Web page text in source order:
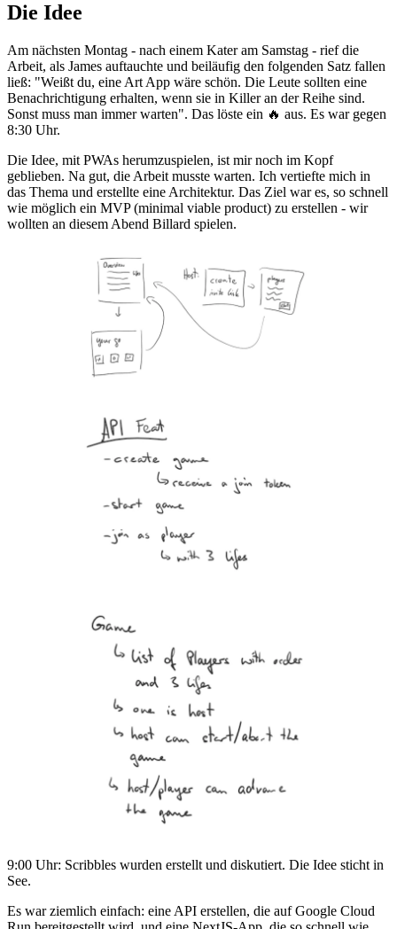
Die Idee
Am nächsten Montag - nach einem Kater am Samstag - rief die
Arbeit, als James auftauchte und beiläufig den folgenden Satz fallen
ließ: "Weißt du, eine Art App wäre schön. Die Leute sollten eine
Benachrichtigung erhalten, wenn sie in Killer an der Reihe sind.
Sonst muss man immer warten". Das löste ein 🔥 aus. Es war gegen
8:30 Uhr.
Die Idee, mit PWAs herumzuspielen, ist mir noch im Kopf
geblieben. Na gut, die Arbeit musste warten. Ich vertiefte mich in
das Thema und erstellte eine Architektur. Das Ziel war es, so schnell
wie möglich ein MVP (minimal viable product) zu erstellen - wir
wollten an diesem Abend Billard spielen.
9:00 Uhr: Scribbles wurden erstellt und diskutiert. Die Idee sticht in
See.
Es war ziemlich einfach: eine API erstellen, die auf Google Cloud